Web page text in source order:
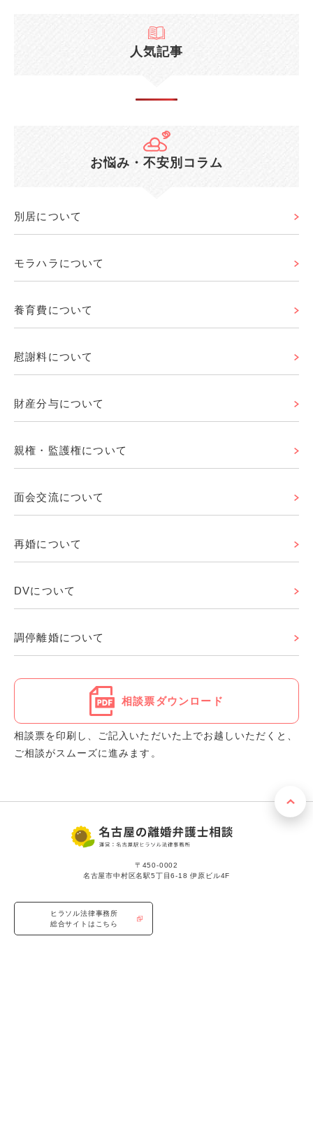
人気記事
お悩み・不安別コラム
別居について
モラハラについて
養育費について
慰謝料について
財産分与について
親権・監護権について
面会交流について
再婚について
DVについて
調停離婚について
相談票ダウンロード
相談票を印刷し、ご記入いただいた上でお越しいただくと、
ご相談がスムーズに進みます。
〒450-0002
名古屋市中村区名駅5丁目6-18 伊原ビル4F
ヒラソル法律事務所
総合サイトはこちら